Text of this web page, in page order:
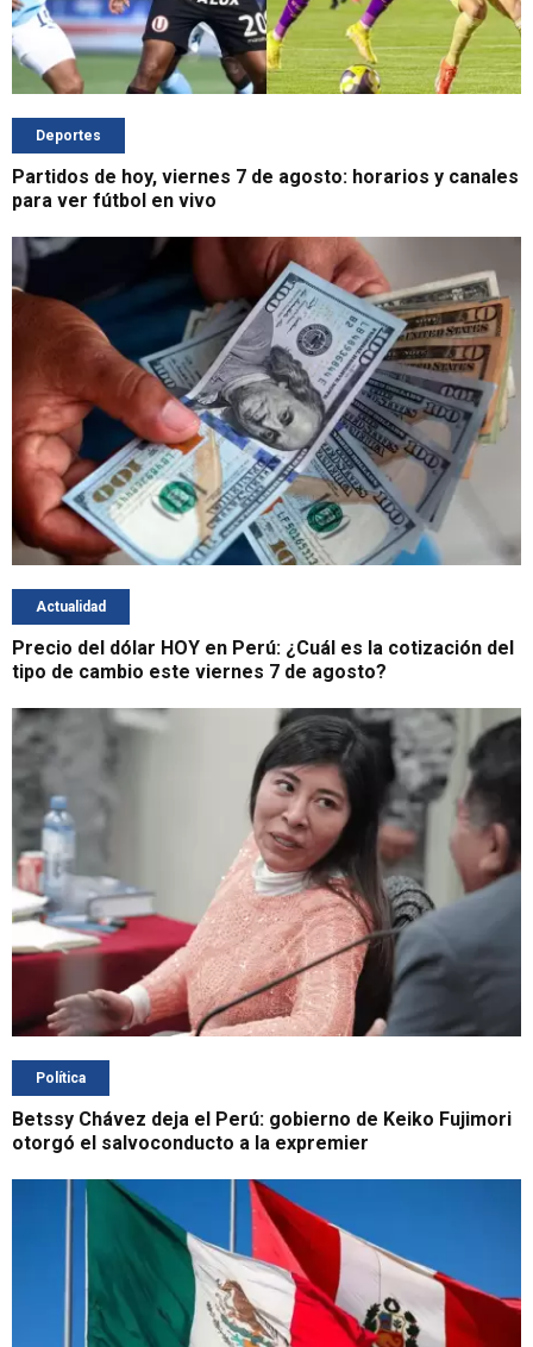
Deportes
Partidos de hoy, viernes 7 de agosto: horarios y canales
para ver fútbol en vivo
Actualidad
Precio del dólar HOY en Perú: ¿Cuál es la cotización del
tipo de cambio este viernes 7 de agosto?
Política
Betssy Chávez deja el Perú: gobierno de Keiko Fujimori
otorgó el salvoconducto a la expremier